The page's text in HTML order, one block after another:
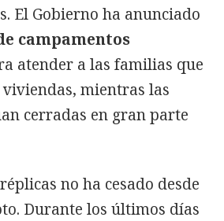
El Gobierno ha anunciado
campamentos
atender a las familias que
mientras las
cerradas en gran parte
no ha cesado desde
Durante los últimos días